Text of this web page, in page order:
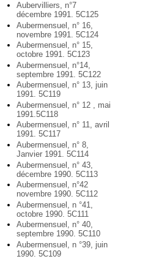
Aubervilliers, n°7
décembre 1991. 5C125
Aubermensuel, n° 16,
novembre 1991. 5C124
Aubermensuel, n° 15,
octobre 1991. 5C123
Aubermensuel, n°14,
septembre 1991. 5C122
Aubermensuel, n° 13, juin
1991. 5C119
Aubermensuel, n° 12 , mai
1991.5C118
Aubermensuel, n° 11, avril
1991. 5C117
Aubermensuel, n° 8,
Janvier 1991. 5C114
Aubermensuel, n° 43,
décembre 1990. 5C113
Aubermensuel, n°42
novembre 1990. 5C112
Aubermensuel, n °41,
octobre 1990. 5C111
Aubermensuel, n° 40,
septembre 1990. 5C110
Aubermensuel, n °39, juin
1990. 5C109